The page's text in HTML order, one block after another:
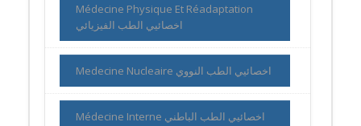
Médecine Physique Et Réadaptation
اخصائيي الطب الفيزيائي
Medecine Nucleaire اخصائيي الطب النووي
Médecine Interne اخصائيي الطب الباطني